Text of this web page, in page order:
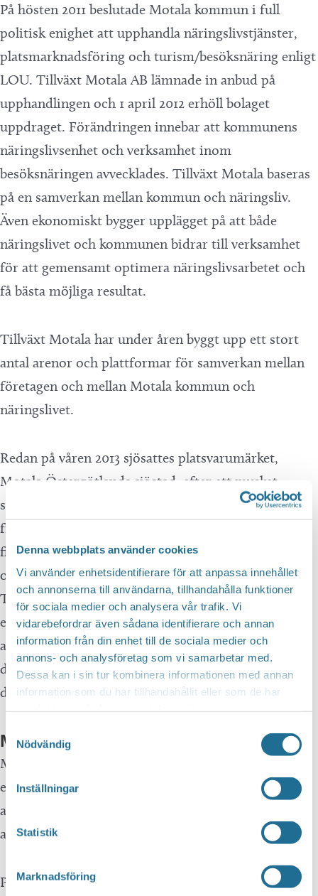
Denna webbplats använder cookies
Vi använder enhetsidentifierare för att anpassa innehållet
och annonserna till användarna, tillhandahålla funktioner
för sociala medier och analysera vår trafik. Vi
vidarebefordrar även sådana identifierare och annan
information från din enhet till de sociala medier och
annons- och analysföretag som vi samarbetar med.
Dessa kan i sin tur kombinera informationen med annan
information som du har tillhandahållit eller som de har
Nödvändig
Inställningar
Statistik
Marknadsföring
På hösten 2011 beslutade Motala kommun i full
politisk enighet att upphandla näringslivstjänster,
platsmarknadsföring och turism/besöksnäring enligt
LOU. Tillväxt Motala AB lämnade in anbud på
upphandlingen och 1 april 2012 erhöll bolaget
uppdraget. Förändringen innebar att kommunens
näringslivsenhet och verksamhet inom
besöksnäringen avvecklades. Tillväxt Motala baseras
på en samverkan mellan kommun och näringsliv.
Även ekonomiskt bygger upplägget på att både
näringslivet och kommunen bidrar till verksamhet
för att gemensamt optimera näringslivsarbetet och
få bästa möjliga resultat.
Tillväxt Motala har under åren byggt upp ett stort
antal arenor och plattformar för samverkan mellan
företagen och mellan Motala kommun och
näringslivet.
Redan på våren 2013 sjösattes platsvarumärket,
Motala Östergötlands sjöstad, efter ett mycket
snabbt och intensivt arbete och stort engagemang
från både kommunen och näringslivet. Varumärket
fick ett mycket positivt mottagande och har ett
otroligt högt värde på igenkänning. 2013 utsågs
Tillväxt Motala till årets Östgötaambassadör för sitt
engagemang för Motala och strategiska val att
använda Östergötland i sitt varumärke och
därigenom stärka både kommunen och
destinationen.
Mötesplatser på en mängd olika vis
Motala företagscenter med Coffice ger nya och
etablerade företag möjlighet att hyra en temporär
arbetsplats och därigenom etablera kontakt med
andra företagare.
På Coffice ordnas frukost- och lunchmöten där man